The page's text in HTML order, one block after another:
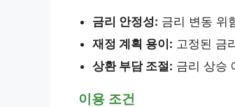
금리 안정성: 금리 변동 위
재정 계획 용이: 고정된 금
상환 부담 조절: 금리 상승
이용 조건